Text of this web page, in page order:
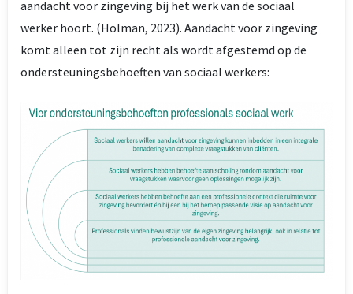
aandacht voor zingeving bij het werk van de sociaal
werker hoort. (Holman, 2023). Aandacht voor zingeving
komt alleen tot zijn recht als wordt afgestemd op de
ondersteuningsbehoeften van sociaal werkers: